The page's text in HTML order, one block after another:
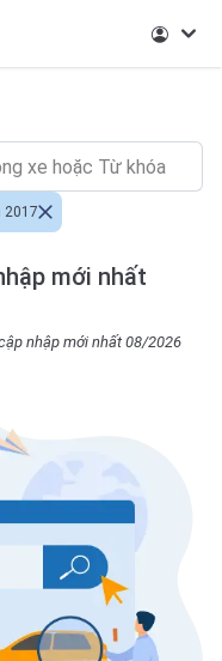
mới nhất
nhập mới nhất 08/2026
2017